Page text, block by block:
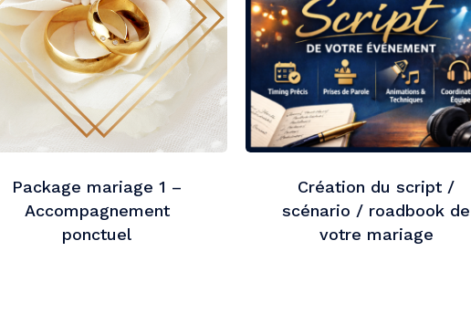
Package mariage 1 –
Accompagnement
ponctuel
Création du script /
scénario / roadbook de
votre mariage